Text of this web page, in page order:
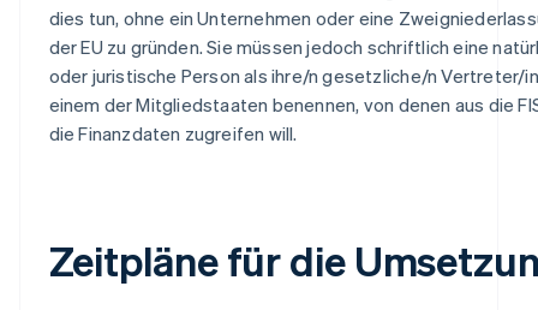
dies tun, ohne ein Unternehmen oder eine
der EU zu gründen. Sie müssen jedoch schriftlich eine
oder juristische Person als ihre/n gesetzliche/n Vertreter/
einem der Mitgliedstaaten benennen, von denen aus die
die Finanzdaten zugreifen will.
Zeitpläne für die